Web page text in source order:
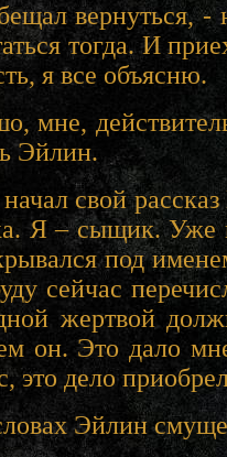
вернуться, -
тогда. И
я все объясню.
мне,
Эйлин.
свой
Я – сыщик. Уже
под
сейчас
жертвой
он. Это дало
это дело
Эйлин